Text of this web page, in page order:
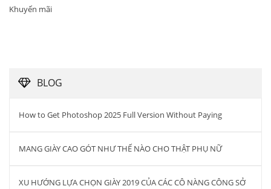
Khuyến mãi
BLOG
How to Get Photoshop 2025 Full Version Without Paying
MANG GIÀY CAO GÓT NHƯ THẾ NÀO CHO THẬT PHỤ NỮ
XU HƯỚNG LỰA CHỌN GIÀY 2019 CỦA CÁC CÔ NÀNG CÔNG SỞ